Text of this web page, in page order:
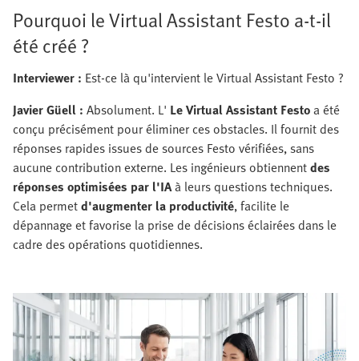
Pourquoi le Virtual Assistant Festo a-t-il
été créé ?
Interviewer : Est-ce là qu'intervient le Virtual Assistant Festo ?
Javier Güell : Absolument. L' Le Virtual Assistant Festoa été
conçu précisément pour éliminer ces obstacles. Il fournit des
réponses rapides issues de sources Festo vérifiées, sans
aucune contribution externe. Les ingénieurs obtiennentdes
réponses optimisées par l'IAà leurs questions techniques.
Cela permetd'augmenter la productivité, facilite le
dépannage et favorise la prise de décisions éclairées dans le
cadre des opérations quotidiennes.